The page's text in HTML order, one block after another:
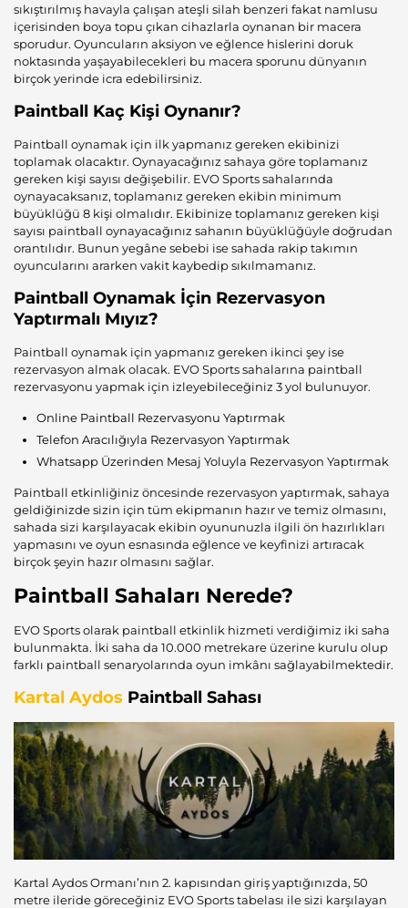
sıkıştırılmış havayla çalışan ateşli silah benzeri fakat namlusu
içerisinden boya topu çıkan cihazlarla oynanan bir macera
sporudur. Oyuncuların aksiyon ve eğlence hislerini doruk
noktasında yaşayabilecekleri bu macera sporunu dünyanın
birçok yerinde icra edebilirsiniz.
Paintball Kaç Kişi Oynanır?
Paintball oynamak için ilk yapmanız gereken ekibinizi
toplamak olacaktır. Oynayacağınız sahaya göre toplamanız
gereken kişi sayısı değişebilir. EVO Sports sahalarında
oynayacaksanız, toplamanız gereken ekibin minimum
büyüklüğü 8 kişi olmalıdır. Ekibinize toplamanız gereken kişi
sayısı paintball oynayacağınız sahanın büyüklüğüyle doğrudan
orantılıdır. Bunun yegâne sebebi ise sahada rakip takımın
oyuncularını ararken vakit kaybedip sıkılmamanız.
Paintball Oynamak İçin Rezervasyon
Yaptırmalı Mıyız?
Paintball oynamak için yapmanız gereken ikinci şey ise
rezervasyon almak olacak. EVO Sports sahalarına paintball
rezervasyonu yapmak için izleyebileceğiniz 3 yol bulunuyor.
Online Paintball Rezervasyonu Yaptırmak
Telefon Aracılığıyla Rezervasyon Yaptırmak
Whatsapp Üzerinden Mesaj Yoluyla Rezervasyon Yaptırmak
Paintball etkinliğiniz öncesinde rezervasyon yaptırmak, sahaya
geldiğinizde sizin için tüm ekipmanın hazır ve temiz olmasını,
sahada sizi karşılayacak ekibin oyununuzla ilgili ön hazırlıkları
yapmasını ve oyun esnasında eğlence ve keyfinizi artıracak
birçok şeyin hazır olmasını sağlar.
Paintball Sahaları Nerede?
EVO Sports olarak paintball etkinlik hizmeti verdiğimiz iki saha
bulunmakta. İki saha da 10.000 metrekare üzerine kurulu olup
farklı paintball senaryolarında oyun imkânı sağlayabilmektedir.
Kartal Aydos Paintball Sahası
Kartal Aydos Ormanı’nın 2. kapısından giriş yaptığınızda, 50
metre ileride göreceğiniz EVO Sports tabelası ile sizi karşılayan